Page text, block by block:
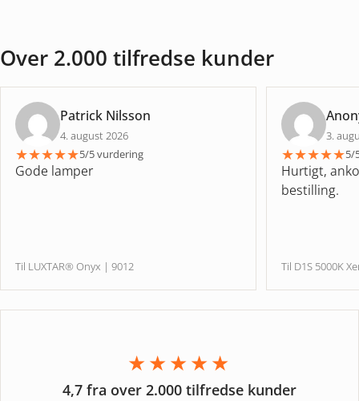
Over 2.000 tilfredse kunder
Patrick Nilsson
4. august 2026
★★★★★5/5 vurdering
Gode lamper
Til LUXTAR® Onyx | 9012
3.
★★★★★5/
Hurtigt,
bestilling.
Til D1S 5000K
★★★★★
4,7 fra over 2.000 tilfredse kunder